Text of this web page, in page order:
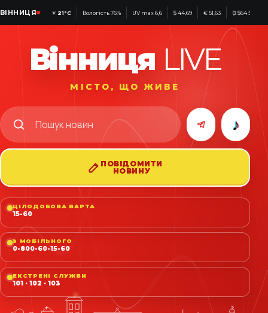
ВІННИЦЯ ☀ 21°C Вологість 76% UV max 6,6 $ 44,69 € 51,63 ₿ $64 507
Вінниця LIVE
МІСТО, ЩО ЖИВЕ
♪
ПОВІДОМИТИ
НОВИНУ
ЦІЛОДОБОВА ВАРТА
15-60
З МОБІЛЬНОГО
0-800-60-15-60
ЕКСТРЕНІ СЛУЖБИ
101 · 102 · 103